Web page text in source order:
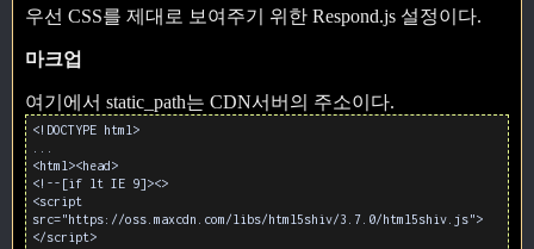
우선 CSS를 제대로 보여주기 위한 Respond.js 설정이다.
마크업
여기에서 static_path는 CDN서버의 주소이다.
<!DOCTYPE html>
<html><head>
<!--[if lt IE 9]><>
<script
src="https://oss.maxcdn.com/libs/html5shiv/3.7.0/html5shiv.js">
</script>